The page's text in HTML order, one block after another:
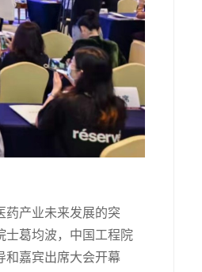
药产业未来发展的突
士葛均波，中国工程院
和嘉宾出席大会开幕